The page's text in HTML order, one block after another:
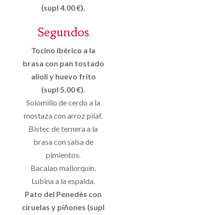
(supl 4.00 €).
Segundos
Tocino ibérico a la
brasa con pan tostado
alioli y huevo frito
(supl 5.00 €).
Solomillo de cerdo a la
mostaza con arroz pilaf.
Bistec de ternera a la
brasa con salsa de
pimientos.
Bacalao mallorquín.
Lubina a la espalda.
Pato del Penedès con
ciruelas y piñones (supl